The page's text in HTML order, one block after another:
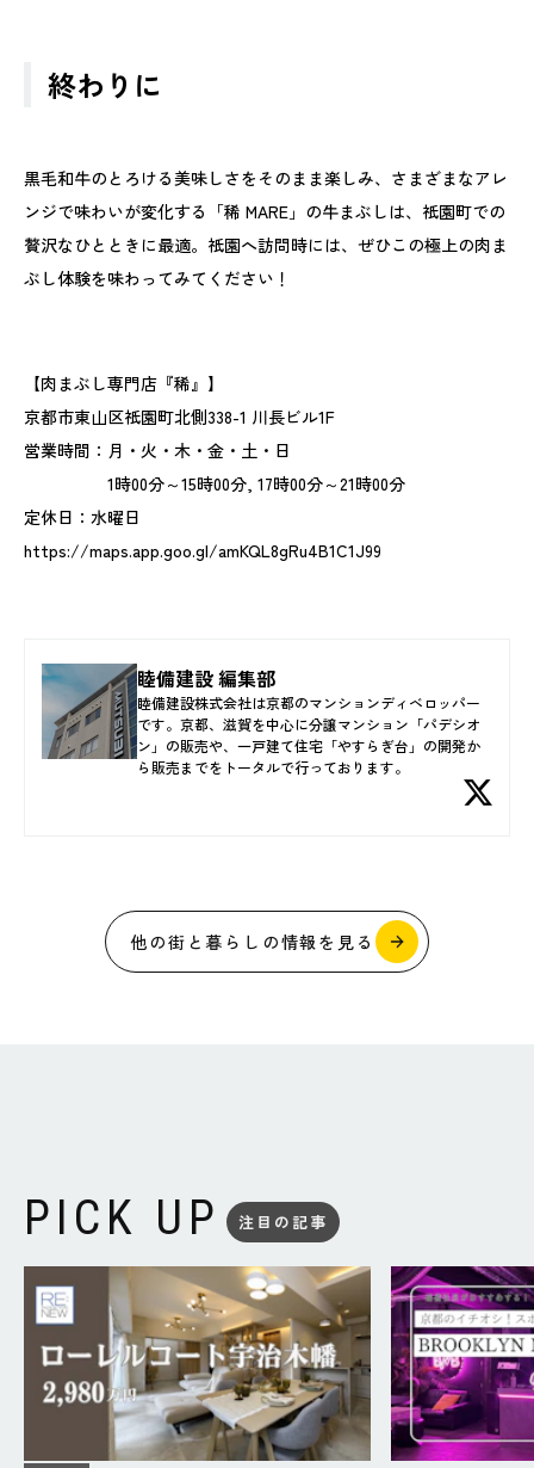
終わりに
黒毛和牛のとろける美味しさをそのまま楽しみ、さまざまなアレ
ンジで味わいが変化する「稀 MARE」の牛まぶしは、祇園町での
贅沢なひとときに最適。祇園へ訪問時には、ぜひこの極上の肉ま
ぶし体験を味わってみてください！
【肉まぶし専門店『稀』】
京都市東山区祇園町北側338-1 川長ビル1F
営業時間：月・火・木・金・土・日
1時00分～15時00分, 17時00分～21時00分
定休日：水曜日
https://maps.app.goo.gl/amKQL8gRu4B1C1J99
睦備建設 編集部
睦備建設株式会社は京都のマンションディベロッパー
です。京都、滋賀を中心に分譲マンション「パデシオ
ン」の販売や、一戸建て住宅「やすらぎ台」の開発か
ら販売までをトータルで行っております。
他の街と暮らしの情報を見る
PICK UP 注目の記事